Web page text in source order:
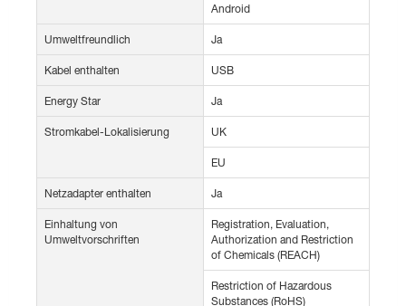
Android
Umweltfreundlich Ja
Kabel enthalten USB
Energy Star Ja
Stromkabel-Lokalisierung UK
EU
Netzadapter enthalten Ja
Einhaltung von
Umweltvorschriften
Registration, Evaluation,
Authorization and Restriction
of Chemicals (REACH)
Restriction of Hazardous
Substances (RoHS)